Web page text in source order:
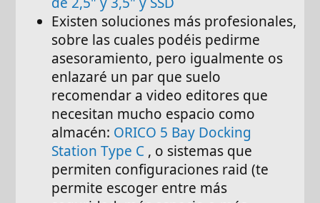
Existen soluciones más profesionales,
sobre las cuales podéis pedirme
asesoramiento, pero igualmente os
enlazaré un par que suelo
recomendar a video editores que
necesitan mucho espacio como
almacén: ORICO 5 Bay Docking
Station Type C , o sistemas que
permiten configuraciones raid (te
permite escoger entre más